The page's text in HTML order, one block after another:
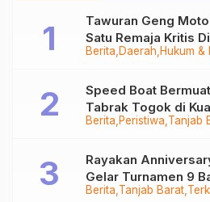
Berita Daerah Hukum &
Tawuran Geng
Satu Remaja Kritis
Ditangkap
Berita Peristiwa Tanjab
Speed Boat
Tabrak Togok di
Sempat Hilang
Berita Tanjab Barat
Rayakan
Gelar Turnamen 9
Juta